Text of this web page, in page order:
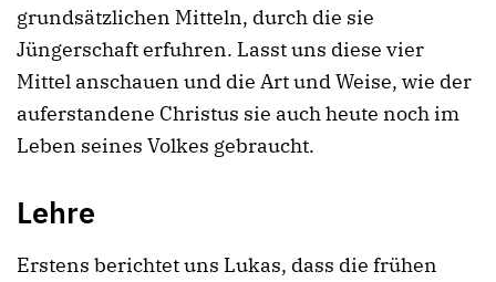
grundsätzlichen Mitteln, durch die sie
Jüngerschaft erfuhren. Lasst uns diese vier
Mittel anschauen und die Art und Weise, wie der
auferstandene Christus sie auch heute noch im
Leben seines Volkes gebraucht.
Lehre
Erstens berichtet uns Lukas, dass die frühen